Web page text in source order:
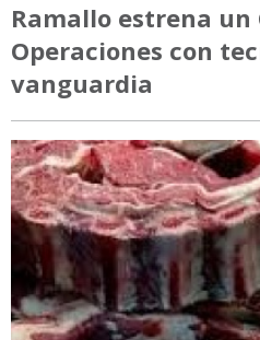
Ramallo estrena un
Operaciones con
vanguardia